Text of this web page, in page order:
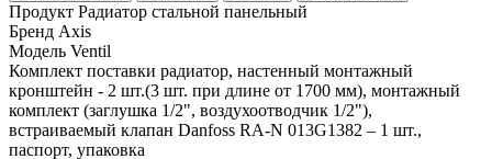
Продукт Радиатор стальной панельный
Бренд Axis
Модель Ventil
Комплект поставки радиатор, настенный монтажный
кронштейн - 2 шт.(3 шт. при длине от 1700 мм), монтажный
комплект (заглушка 1/2", воздухоотводчик 1/2"),
встраиваемый клапан Danfoss RA-N 013G1382 – 1 шт.,
паспорт, упаковка